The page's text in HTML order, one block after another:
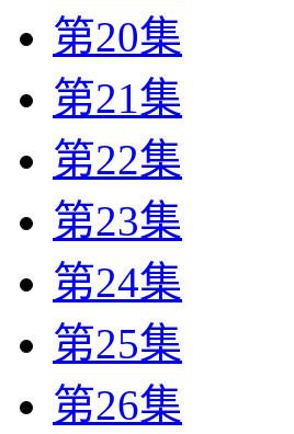
第20集
第21集
第22集
第23集
第24集
第25集
第26集